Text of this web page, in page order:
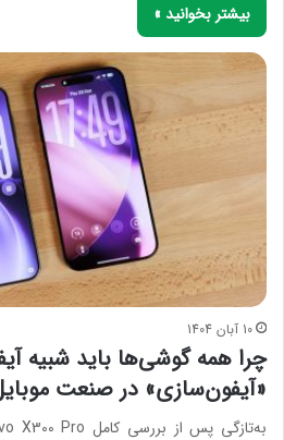
بیشتر بخوانید »
10 آبان 1404
چرا همه گوشی‌ها باید شبیه
«آیفون‌سازی» در صنعت